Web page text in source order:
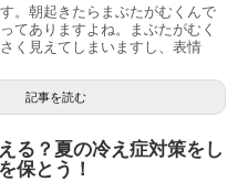
。朝起きたらまぶたがむくんで
てありますよね。まぶたがむく
く見えてしまいますし、表情
記事を読む
る？夏の冷え症対策をし
保とう！